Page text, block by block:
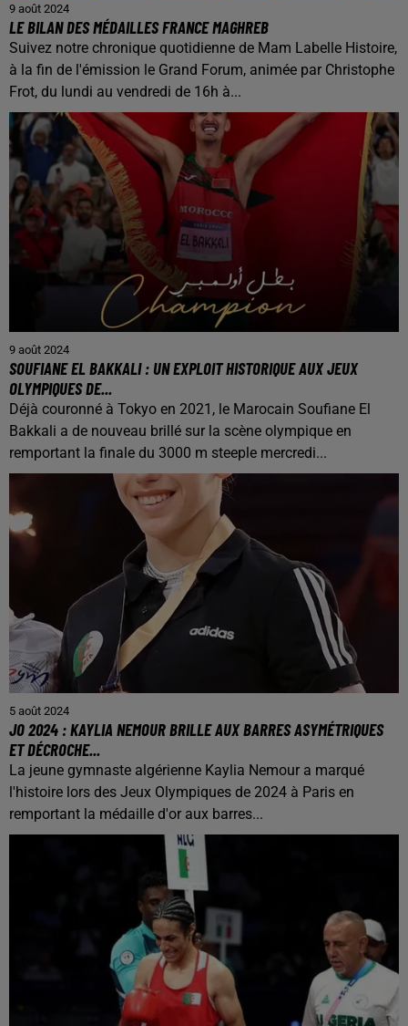
9 août 2024
LE BILAN DES MÉDAILLES FRANCE MAGHREB
Suivez notre chronique quotidienne de Mam Labelle Histoire,
à la fin de l'émission le Grand Forum, animée par Christophe
Frot, du lundi au vendredi de 16h à...
9 août 2024
SOUFIANE EL BAKKALI : UN EXPLOIT HISTORIQUE AUX JEUX
OLYMPIQUES DE...
Déjà couronné à Tokyo en 2021, le Marocain Soufiane El
Bakkali a de nouveau brillé sur la scène olympique en
remportant la finale du 3000 m steeple mercredi...
5 août 2024
JO 2024 : KAYLIA NEMOUR BRILLE AUX BARRES ASYMÉTRIQUES
ET DÉCROCHE...
La jeune gymnaste algérienne Kaylia Nemour a marqué
l'histoire lors des Jeux Olympiques de 2024 à Paris en
remportant la médaille d'or aux barres...